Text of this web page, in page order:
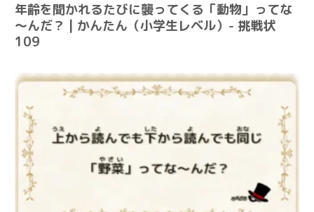
年齢を聞かれるたびに襲ってくる「動物」ってな
～んだ？ | かんたん（小学生レベル）- 挑戦状
109